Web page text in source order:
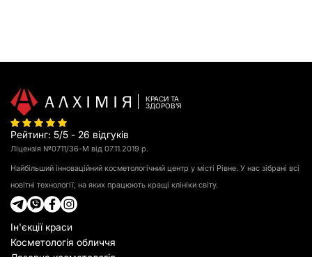
КРАСИ ТА
ЗДОРОВʼЯ
Рейтинг: 5/5 - 26 відгуків
Ліцензія №0711/36-М від 07.11.2019 р.
Найбільший інноваційний косметологічний центр у місті Рівне. У нас зібрані всі
новітні технології, на яких працюють кращі клініки світу.
Ін'єкції краси
Косметологія обличчя